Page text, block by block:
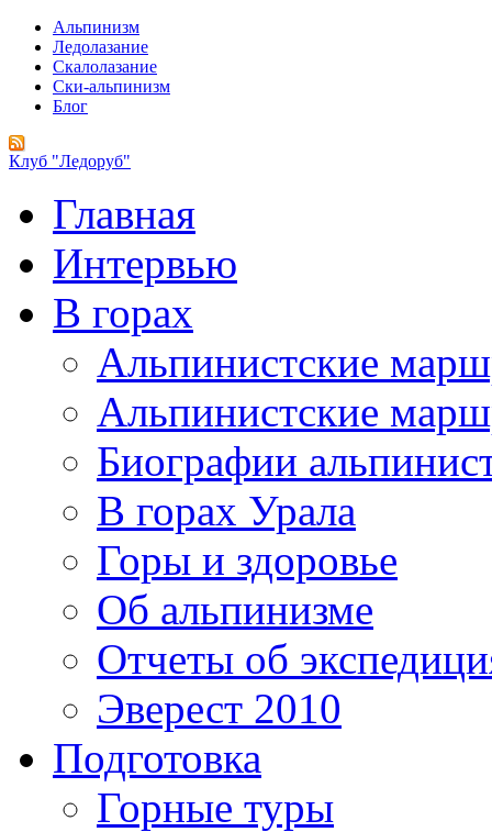
Альпинизм
Ледолазание
Скалолазание
Ски-альпинизм
Блог
Клуб "Ледоруб"
Главная
Интервью
В горах
Альпинистские
Альпинистские
Биографии
В горах Урала
Горы и здоровье
Об альпинизме
Отчеты об
Эверест 2010
Подготовка
Горные туры